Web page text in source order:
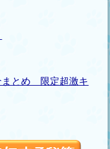
とめ 限定超激キ